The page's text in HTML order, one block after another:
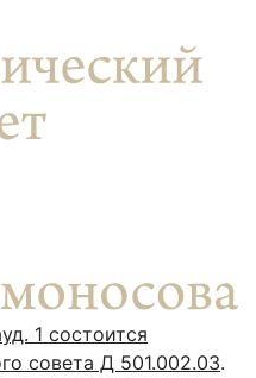
1 состоится
совета Д 501.002.03.